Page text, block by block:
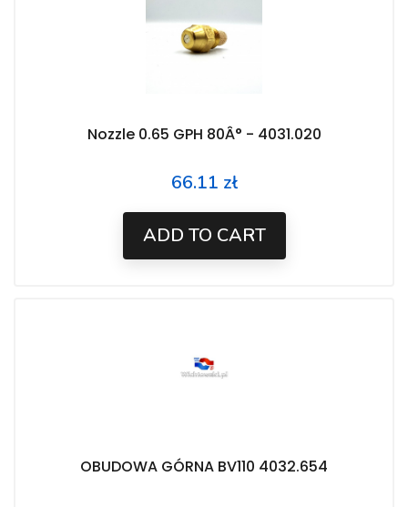
Nozzle 0.65 GPH 80Â° - 4031.020
Price
66.11 zł
ADD TO CART
OBUDOWA GÓRNA BV110 4032.654